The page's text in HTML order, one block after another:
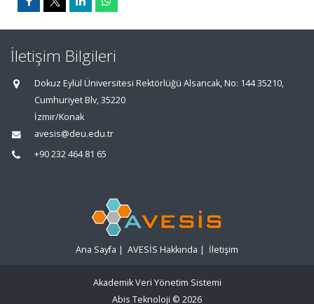
İletişim Bilgileri
Dokuz Eylül Üniversitesi Rektörlüğü Alsancak, No: 144 35210,
Cumhuriyet Blv, 35220
İzmir/Konak
avesis@deu.edu.tr
+90 232 464 81 65
Ana Sayfa | AVESİS Hakkında | İletişim
Akademik Veri Yönetim Sistemi
Abis Teknoloji © 2026